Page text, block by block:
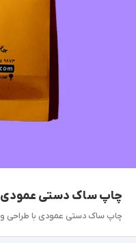
چاپ ساک دستی عمودی
چاپ ساک دستی عمودی با طراحی و